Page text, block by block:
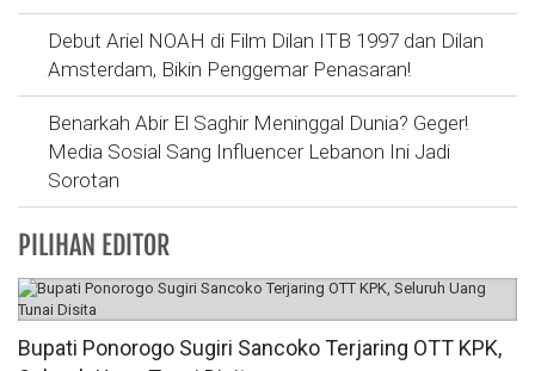
Debut Ariel NOAH di Film Dilan ITB 1997 dan Dilan
Amsterdam, Bikin Penggemar Penasaran!
Benarkah Abir El Saghir Meninggal Dunia? Geger!
Media Sosial Sang Influencer Lebanon Ini Jadi
Sorotan
PILIHAN EDITOR
Bupati Ponorogo Sugiri Sancoko Terjaring OTT KPK,